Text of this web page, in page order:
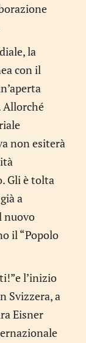
la
con il
Allorché
non esiterà
Gli è tolta
a
nuovo
il “Popolo
l’inizio
Svizzera, a
Eisner